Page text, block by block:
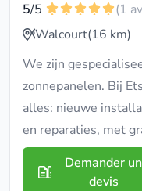
5/5
(1
Walcourt(16 km)
We zijn
zonnepanelen. Bij
alles: nieuwe
en reparaties, met
Demander un
devis